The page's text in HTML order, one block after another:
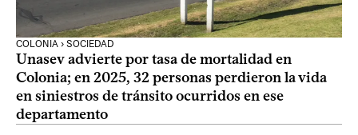
COLONIA › SOCIEDAD
Unasev advierte por tasa de mortalidad en
Colonia; en 2025, 32 personas perdieron la vida
en siniestros de tránsito ocurridos en ese
departamento